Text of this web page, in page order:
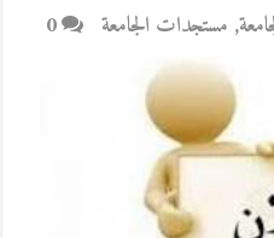
, مستجدات الجامعة 0